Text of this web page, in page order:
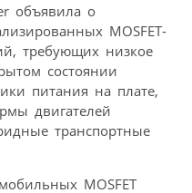
объявила о
MOSFET-
требующих низкое
состоянии
питания на плате,
двигателей
транспортные